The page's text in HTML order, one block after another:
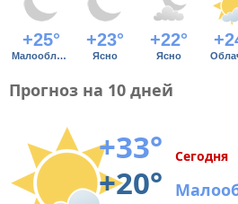
+25° +23° +22°
Малооблачно Ясно Ясно
Прогноз на 10 дней
+33°
+20°
Сегодня